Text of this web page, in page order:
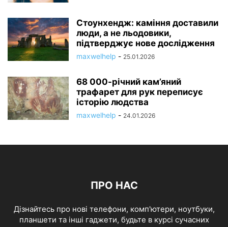
Стоунхендж: каміння доставили
люди, а не льодовики,
підтверджує нове дослідження
maxwelhelp - 25.01.2026
68 000-річний кам’яний
трафарет для рук переписує
історію людства
maxwelhelp - 24.01.2026
ПРО НАС
Дізнайтесь про нові телефони, комп'ютери, ноутбуки,
планшети та інші гаджети, будьте в курсі сучасних